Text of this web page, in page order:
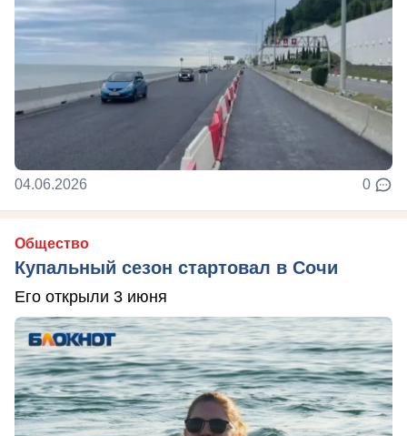
04.06.2026 0
Общество
Купальный сезон стартовал в Сочи
Его открыли 3 июня